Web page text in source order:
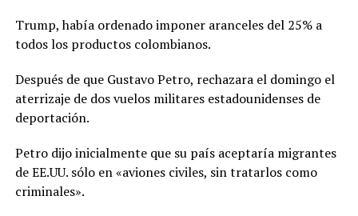
Trump, había ordenado imponer aranceles del 25% a
todos los productos colombianos.
Después de que Gustavo Petro, rechazara el domingo el
aterrizaje de dos vuelos militares estadounidenses de
deportación.
Petro dijo inicialmente que su país aceptaría migrantes
de EE.UU. sólo en «aviones civiles, sin tratarlos como
criminales».